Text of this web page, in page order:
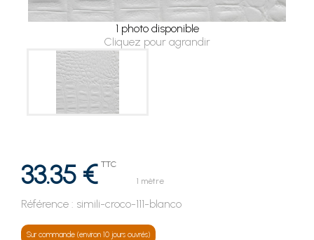
1 photo disponible
Cliquez pour agrandir
33.35 € TTC
1 mètre
Référence : simili-croco-111-blanco
Sur commande (environ 10 jours ouvrés)